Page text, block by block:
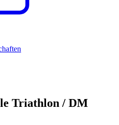
Triathlon / DM